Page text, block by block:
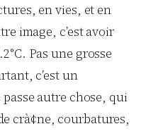
en vies, et en
image, c’est avoir
Pas une grosse
c’est un
autre chose, qui
crà¢ne, courbatures,